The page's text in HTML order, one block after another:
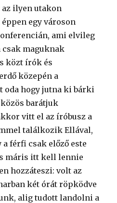
ilyen utakon
egy városon
ami elvileg
maguknak
közt írók és
közepén a
oda hogy jutna ki bárki
barátjuk
vitt el az íróbusz a
találkozik Ellával,
férfi csak előző este
máris itt kell lennie
hozzáteszi: volt az
két órát röpködve
alig tudott landolni a